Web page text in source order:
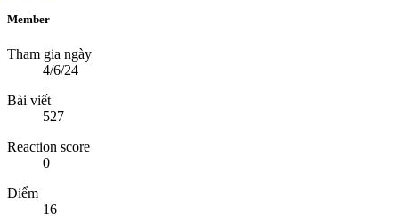
Member
Tham gia ngày
4/6/24
Bài viết
527
Reaction score
0
Điểm
16